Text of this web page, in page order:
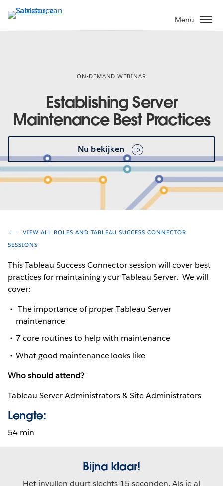
Verder
naar
Menu
ON-DEMAND WEBINAR
Establishing Server
Maintenance Best Practices
Nu bekijken
VIEW ALL ROLES AND TABLEAU SUCCESS CONNECTOR
SESSIONS
This Tableau Success Connector session will cover best
practices for maintaining your Tableau Server. We will
cover:
The importance of proper Tableau Server
maintenance
7 core routines to help with maintenance
What good maintenance looks like
Who should attend?
Tableau Server Administrators & Site Administrators
Lengte:
54 min
Bijna klaar!
Het invullen duurt slechts 15 seconden. Als je al